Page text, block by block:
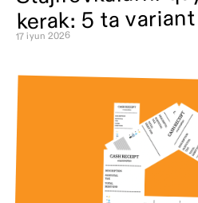
kerak: 5 ta variant
17 iyun 2026